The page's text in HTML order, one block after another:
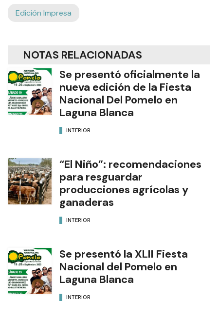
Edición Impresa
NOTAS RELACIONADAS
Se presentó oficialmente la
nueva edición de la Fiesta
Nacional Del Pomelo en
Laguna Blanca
INTERIOR
“El Niño”: recomendaciones
para resguardar
producciones agrícolas y
ganaderas
INTERIOR
Se presentó la XLII Fiesta
Nacional del Pomelo en
Laguna Blanca
INTERIOR